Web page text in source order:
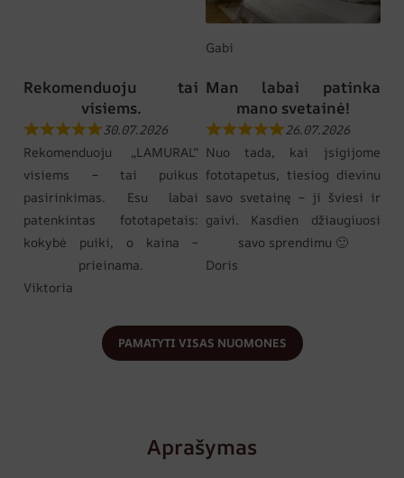
Gabi
Rekomenduoju tai
visiems.
30.07.2026
Rekomenduoju „LAMURAL“
visiems – tai puikus
pasirinkimas. Esu labai
patenkintas fototapetais:
kokybė puiki, o kaina –
prieinama.
Viktoria
Man labai patinka
mano svetainė!
26.07.2026
Nuo tada, kai įsigijome
fototapetus, tiesiog dievinu
savo svetainę – ji šviesi ir
gaivi. Kasdien džiaugiuosi
savo sprendimu 🙂
Doris
PAMATYTI VISAS NUOMONES
Aprašymas